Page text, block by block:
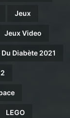
Jeux
Jeux Video
Diabète 2021
LEGO